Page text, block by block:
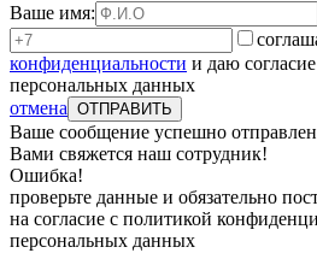
Ваше имя:
конфиденциальности и даю
персональных данных
отмена
Ваше сообщение успешно
Вами свяжется наш сотрудник!
Ошибка!
проверьте данные и обязательно
на согласие с политикой
персональных данных